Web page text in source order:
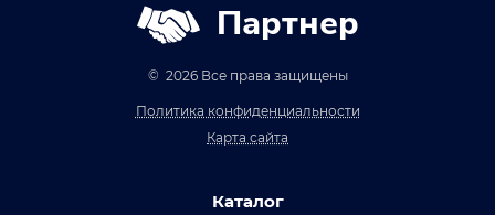
Партнер
© 2026 Все права защищены
Политика конфиденциальности
Карта сайта
Каталог